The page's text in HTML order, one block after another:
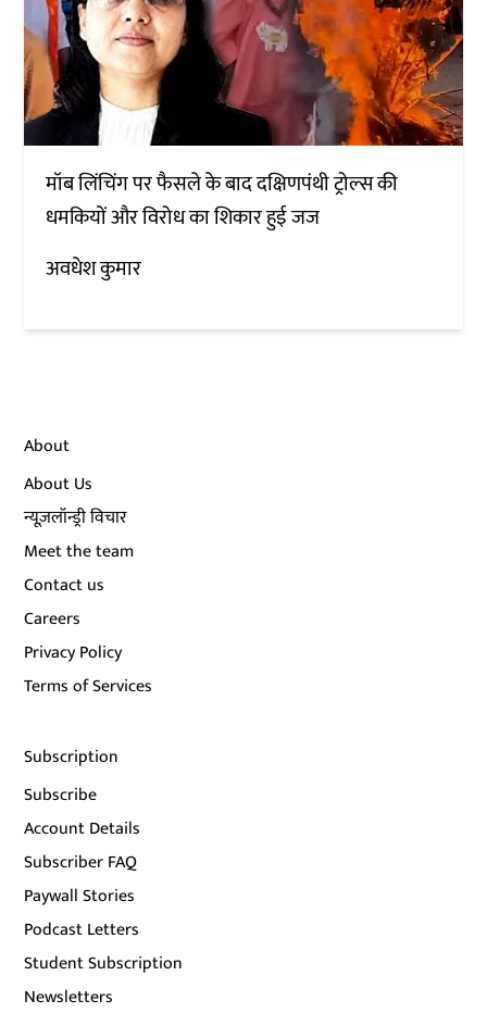
मॉब लिंचिंग पर फैसले के बाद दक्षिणपंथी ट्रोल्स की
धमकियों और विरोध का शिकार हुई जज
अवधेश कुमार
About
About Us
न्यूज़लॉन्ड्री विचार
Meet the team
Contact us
Careers
Privacy Policy
Terms of Services
Subscription
Subscribe
Account Details
Subscriber FAQ
Paywall Stories
Podcast Letters
Student Subscription
Newsletters